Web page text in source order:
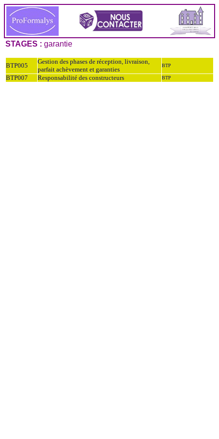
STAGES : garantie
BTP005
Gestion des phases de réception, livraison,
parfait achèvement et garanties
BTP
BTP007 Responsabilité des constructeurs BTP